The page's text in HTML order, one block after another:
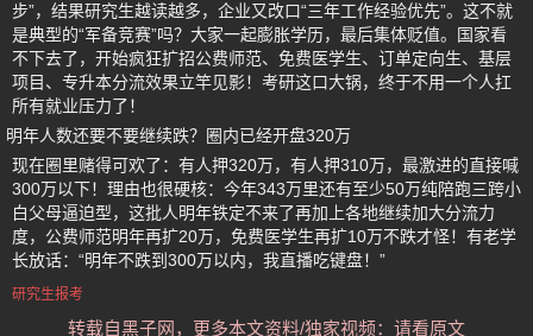
步”，结果研究生越读越多，企业又改口“三年工作经验优先”。这不就
是典型的“军备竞赛”吗？大家一起膨胀学历，最后集体贬值。国家看
不下去了，开始疯狂扩招公费师范、免费医学生、订单定向生、基层
项目、专升本分流效果立竿见影！考研这口大锅，终于不用一个人扛
所有就业压力了！
明年人数还要不要继续跌？圈内已经开盘320万
现在圈里赌得可欢了：有人押320万，有人押310万，最激进的直接喊
300万以下！理由也很硬核：今年343万里还有至少50万纯陪跑三跨小
白父母逼迫型，这批人明年铁定不来了再加上各地继续加大分流力
度，公费师范明年再扩20万，免费医学生再扩10万不跌才怪！有老学
长放话：“明年不跌到300万以内，我直播吃键盘！”
研究生报考
转载自黑子网，更多本文资料/独家视频：请看原文